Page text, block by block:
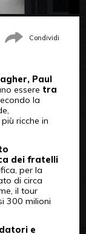
Condividi
Paul
essere tra
la
ricche in
dei fratelli
per la
di circa
il tour
300 milioni
e